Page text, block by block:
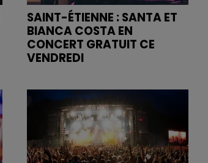
SAINT-ÉTIENNE : SANTA ET
BIANCA COSTA EN
CONCERT GRATUIT CE
VENDREDI